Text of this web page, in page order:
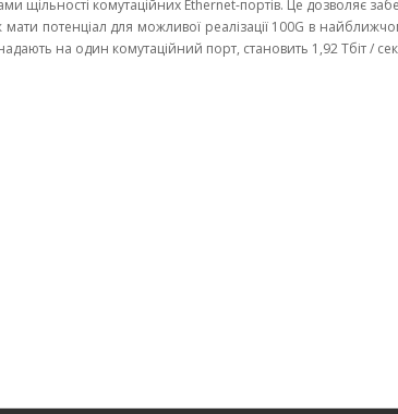
щільності комутаційних Ethernet-портів. Це дозволяє
мати потенціал для можливої ​​реалізації 100G в
на один комутаційний порт, становить 1,92 Тбіт /